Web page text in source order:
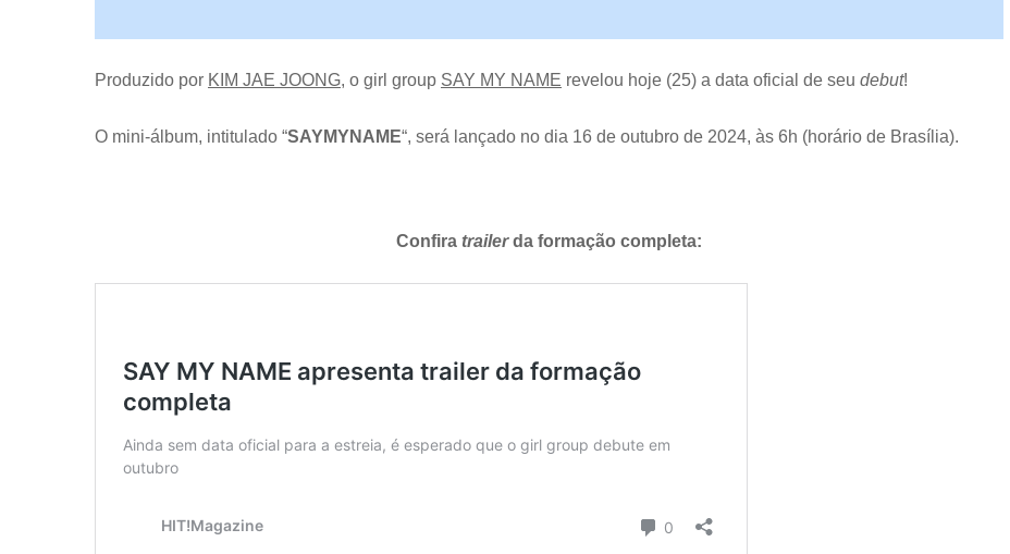
Produzido por KIM JAE JOONG, o girl group SAY MY NAME revelou hoje (25) a data oficial de seu debut!
O mini-álbum, intitulado “SAYMYNAME“, será lançado no dia 16 de outubro de 2024, às 6h (horário de Brasília).
Confira trailerda formação completa: